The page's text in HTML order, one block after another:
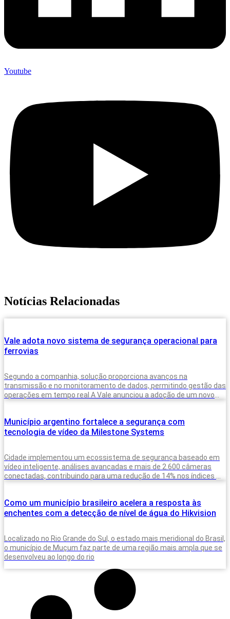
Youtube
Notícias Relacionadas
Vale adota novo sistema de segurança operacional para
ferrovias
Segundo a companhia, solução proporciona avanços na
transmissão e no monitoramento de dados, permitindo gestão das
operações em tempo real A Vale anunciou a adoção de um novo
Município argentino fortalece a segurança com
tecnologia de vídeo da Milestone Systems
Cidade implementou um ecossistema de segurança baseado em
vídeo inteligente, análises avançadas e mais de 2.600 câmeras
conectadas, contribuindo para uma redução de 14% nos índices de
Como um município brasileiro acelera a resposta às
enchentes com a detecção de nível de água do Hikvision
Localizado no Rio Grande do Sul, o estado mais meridional do Brasil,
o município de Muçum faz parte de uma região mais ampla que se
desenvolveu ao longo do rio